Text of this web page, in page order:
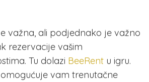
važna, ali podjednako je važno
rezervacije vašim
Tu dolazi BeeRent u igru.
vam trenutačne